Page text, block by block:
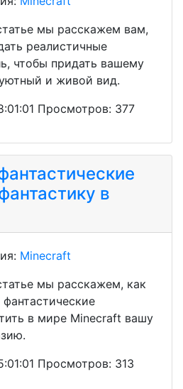
мы расскажем вам,
реалистичные
чтобы придать вашему
и живой вид.
Просмотров: 377
в
Minecraft
мы расскажем, как
фантастические
в мире Minecraft вашу
Просмотров: 313